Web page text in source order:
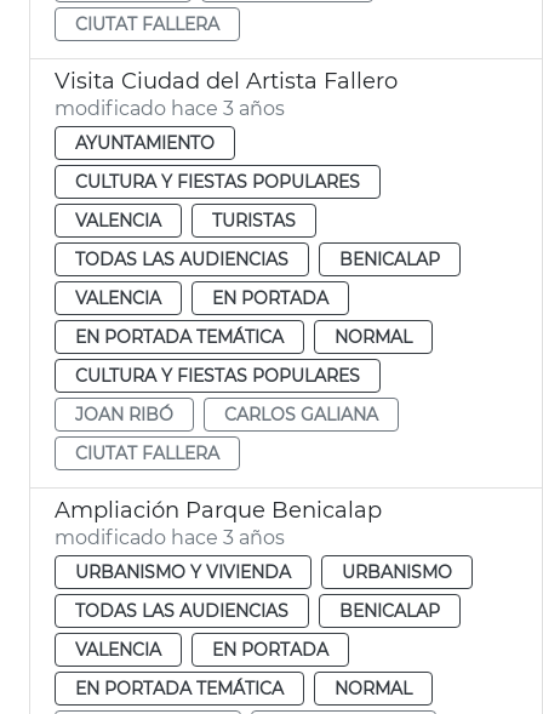
CIUTAT FALLERA
Visita Ciudad del Artista Fallero
modificado hace 3 años
AYUNTAMIENTO
CULTURA Y FIESTAS POPULARES
VALENCIA
TURISTAS
TODAS LAS AUDIENCIAS
BENICALAP
VALENCIA
EN PORTADA
EN PORTADA TEMÁTICA
NORMAL
CULTURA Y FIESTAS POPULARES
JOAN RIBÓ
CARLOS GALIANA
CIUTAT FALLERA
Ampliación Parque Benicalap
modificado hace 3 años
URBANISMO Y VIVIENDA
URBANISMO
TODAS LAS AUDIENCIAS
BENICALAP
VALENCIA
EN PORTADA
EN PORTADA TEMÁTICA
NORMAL